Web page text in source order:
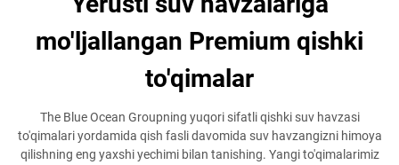
mo'ljallangan Premium qishki
to'qimalar
The Blue Ocean Groupning yuqori sifatli qishki suv havzasi
to'qimalari yordamida qish fasli davomida suv havzangizni himoya
qilishning eng yaxshi yechimi bilan tanishing. Yangi to'qimalarimiz